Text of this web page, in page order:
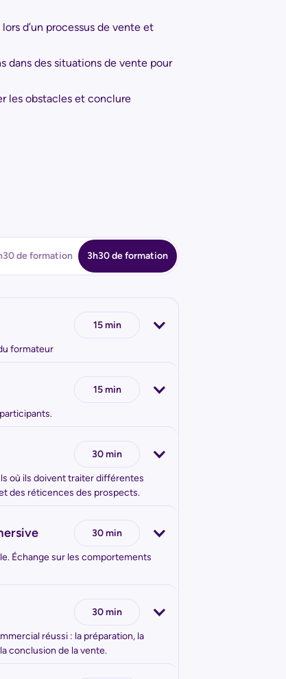
d’un processus de vente et
dans des situations de vente pour
les obstacles et conclure
3h30 de formation
de formation 7h00 de formation
15 min
formateur
15 min
30 min
où ils doivent traiter différentes
des réticences des prospects.
30 min
Échange sur les comportements
30 min
réussi : la préparation, la
conclusion de la vente.